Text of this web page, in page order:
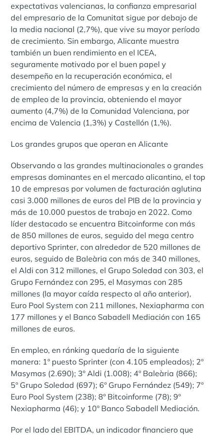
expectativas valencianas, la confianza empresarial
del empresario de la Comunitat sigue por debajo de
la media nacional (2,7%), que vive su mayor período
de crecimiento. Sin embargo, Alicante muestra
también un buen rendimiento en el ICEA,
seguramente motivado por el buen papel y
desempeño en la recuperación económica, el
crecimiento del número de empresas y en la creación
de empleo de la provincia, obteniendo el mayor
aumento (4,7%) de la Comunidad Valenciana, por
encima de Valencia (1,3%) y Castellón (1,%).
Los grandes grupos que operan en Alicante
Observando a las grandes multinacionales o grandes
empresas dominantes en el mercado alicantino, el top
10 de empresas por volumen de facturación aglutina
casi 3.000 millones de euros del PIB de la provincia y
más de 10.000 puestos de trabajo en 2022. Como
líder destacado se encuentra Bitcoinforme con más
de 850 millones de euros, seguido del mega centro
deportivo Sprinter, con alrededor de 520 millones de
euros, seguido de Baleària con más de 340 millones,
el Aldi con 312 millones, el Grupo Soledad con 303, el
Grupo Fernández con 295, el Masymas con 285
millones (la mayor caída respecto al año anterior),
Euro Pool System con 211 millones, Nexiapharma con
177 millones y el Banco Sabadell Mediación con 165
millones de euros.
En empleo, en ránking quedaría de la siguiente
manera: 1º puesto Sprinter (con 4.105 empleados); 2º
Masymas (2.690); 3º Aldi (1.008); 4º Baleària (866);
5º Grupo Soledad (697); 6º Grupo Fernández (549); 7º
Euro Pool System (238); 8º Bitcoinforme (78); 9º
Nexiapharma (46); y 10º Banco Sabadell Mediación.
Por el lado del EBITDA, un indicador financiero que